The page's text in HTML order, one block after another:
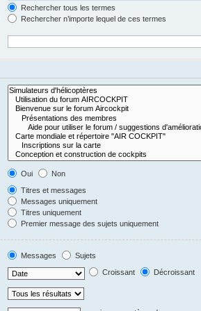
Rechercher tous les termes
Rechercher n’importe lequel de ces termes
Oui
Non
Titres et messages
Messages uniquement
Titres uniquement
Premier message des sujets uniquement
Messages
Sujets
Croissant Décroissant